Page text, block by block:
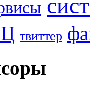
твиттер